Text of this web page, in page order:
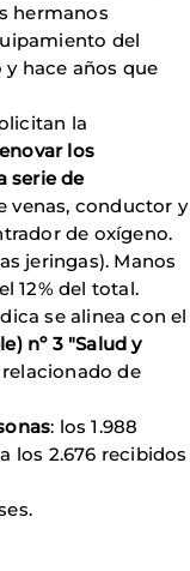
hermanos
del
hace años que
la
los
serie de
venas, conductor y
de oxígeno.
jeringas). Manos
12% del total.
se alinea con el
nº 3 "Salud y
de
: los 1.988
los 2.676 recibidos